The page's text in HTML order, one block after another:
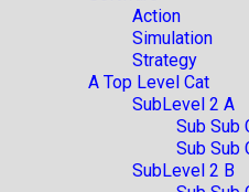
Action
Simulation
Strategy
A Top Level Cat
SubLevel 2 A
Sub Sub
Sub Sub
SubLevel 2 B